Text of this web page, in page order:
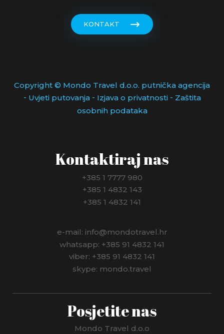
KONTAKT
Copyright © Mondo Travel d.o.o. putnička agencija
- Uvjeti putovanja- Izjava o privatnosti- Zaštita
osobnih podataka
Kontaktiraj nas
+385 1 7777 980
+385 1 4832 143
+385 1 4832 141
e-mail: info@mondotravel.hr
whatsapp: +385 91 4832 141
viber: +385 91 4832 141
skype: mondo.travel
Posjetite nas
Mondo Travel d.o.o